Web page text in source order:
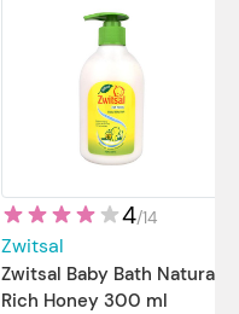
4/14
Zwitsal
Zwitsal Baby Bath Natural
Rich Honey 300 ml